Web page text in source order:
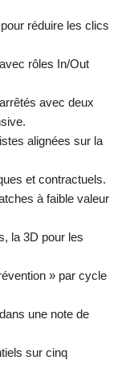
réduire les clics
rôles In/Out
avec deux
alignées sur la
et contractuels.
à faible valeur
la 3D pour les
» par cycle
une note de
sur cinq